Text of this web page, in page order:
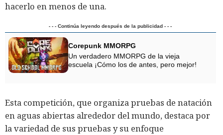
hacerlo en menos de una.
- - - Continúa leyendo después de la publicidad - - -
Corepunk MMORPG
Un verdadero MMORPG de la vieja
escuela ¡Cómo los de antes, pero mejor!
Esta competición, que organiza pruebas de natación
en aguas abiertas alrededor del mundo, destaca por
la variedad de sus pruebas y su enfoque